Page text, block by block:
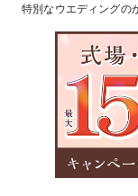
特別なウエディングの